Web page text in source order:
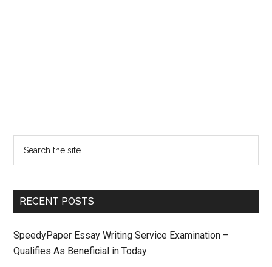
RECENT POSTS
SpeedyPaper Essay Writing Service Examination –
Qualifies As Beneficial in Today